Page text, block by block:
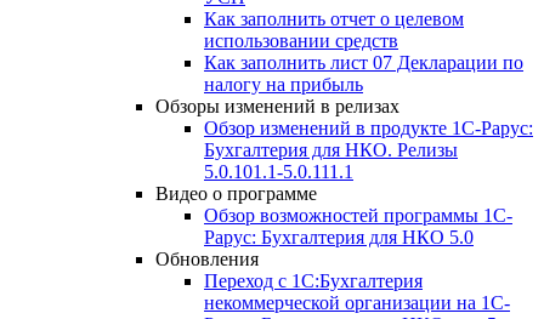
Как заполнить отчет о целевом
использовании средств
Как заполнить лист 07 Декларации по
налогу на прибыль
Обзоры изменений в релизах
Обзор изменений в продукте 1С-Рарус:
Бухгалтерия для НКО. Релизы
5.0.101.1-5.0.111.1
Видео о программе
Обзор возможностей программы 1С-
Рарус: Бухгалтерия для НКО 5.0
Обновления
Переход с 1С:Бухгалтерия
некоммерческой организации на 1С-